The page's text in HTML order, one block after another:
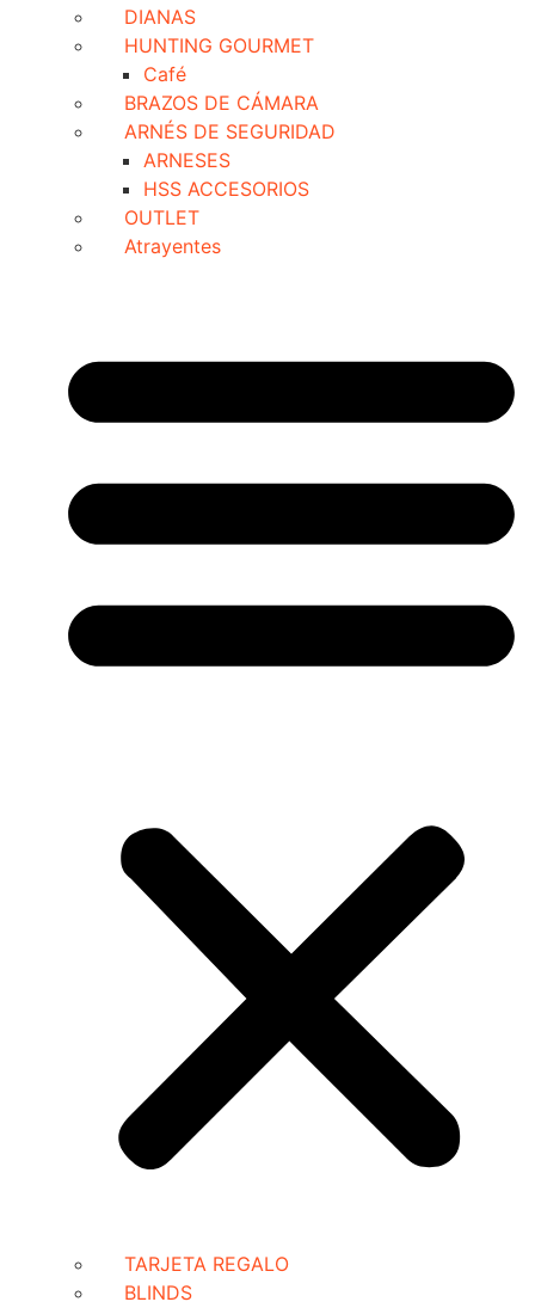
DIANAS
HUNTING GOURMET
Café
BRAZOS DE CÁMARA
ARNÉS DE SEGURIDAD
ARNESES
HSS ACCESORIOS
OUTLET
Atrayentes
TARJETA REGALO
BLINDS